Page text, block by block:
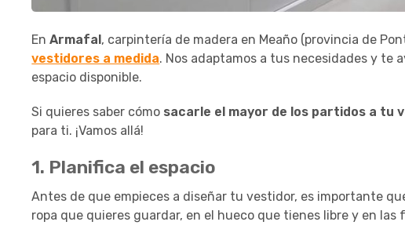
EnArmafal , carpintería de madera en Meaño (provincia de
vestidores a medida. Nos adaptamos a tus necesidades y te
espacio disponible.
Si quieres saber cómo sacarle el mayor de los partidos a tu
para ti. ¡Vamos allá!
1. Planifica el espacio
Antes de que empieces a diseñar tu vestidor, es importante
ropa que quieres guardar, en el hueco que tienes libre y en